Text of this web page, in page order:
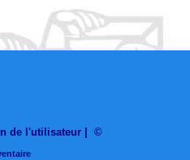
de l'utilisateur ©